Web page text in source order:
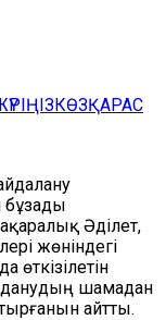
КӨЗҚАРАС
бұзады
Әділет,
жөніндегі
шамадан
айтты.